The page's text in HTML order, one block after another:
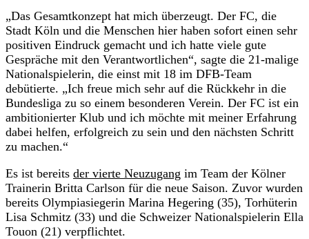
„Das Gesamtkonzept hat mich überzeugt. Der FC, die
Stadt Köln und die Menschen hier haben sofort einen sehr
positiven Eindruck gemacht und ich hatte viele gute
Gespräche mit den Verantwortlichen“, sagte die 21-malige
Nationalspielerin, die einst mit 18 im DFB-Team
debütierte. „Ich freue mich sehr auf die Rückkehr in die
Bundesliga zu so einem besonderen Verein. Der FC ist ein
ambitionierter Klub und ich möchte mit meiner Erfahrung
dabei helfen, erfolgreich zu sein und den nächsten Schritt
zu machen.“
Es ist bereits der vierte Neuzugang im Team der Kölner
Trainerin Britta Carlson für die neue Saison. Zuvor wurden
bereits Olympiasiegerin Marina Hegering (35), Torhüterin
Lisa Schmitz (33) und die Schweizer Nationalspielerin Ella
Touon (21) verpflichtet.